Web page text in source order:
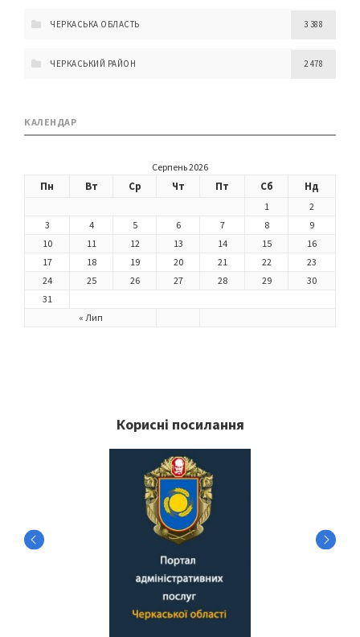
ЧЕРКАСЬКА ОБЛАСТЬ 3 388
ЧЕРКАСЬКИЙ РАЙОН 2 478
КАЛЕНДАР
Серпень 2026
Пн Вт Ср Чт Пт Сб Нд
« Лип
1
2
3
4 5 6 7 8
9
10
11 12 13 14 15
16
17
18 19 20 21 22
23
24
25 26 27 28 29
30
31
Корисні посилання